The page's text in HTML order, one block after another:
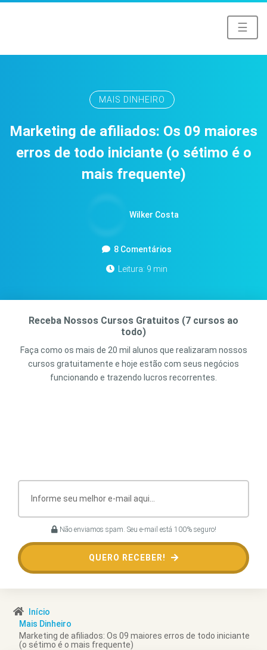
☰
MAIS DINHEIRO
Marketing de afiliados: Os 09 maiores
erros de todo iniciante (o sétimo é o
mais frequente)
Wilker Costa
8 Comentários
Leitura: 9 min
Receba Nossos Cursos Gratuitos (7 cursos ao
todo)
Faça como os mais de 20 mil alunos que realizaram nossos
cursos gratuitamente e hoje estão com seus negócios
funcionando e trazendo lucros recorrentes.
Não enviamos spam. Seu e-mail está 100% seguro!
QUERO RECEBER!
Início
Mais Dinheiro
Marketing de afiliados: Os 09 maiores erros de todo iniciante
(o sétimo é o mais frequente)